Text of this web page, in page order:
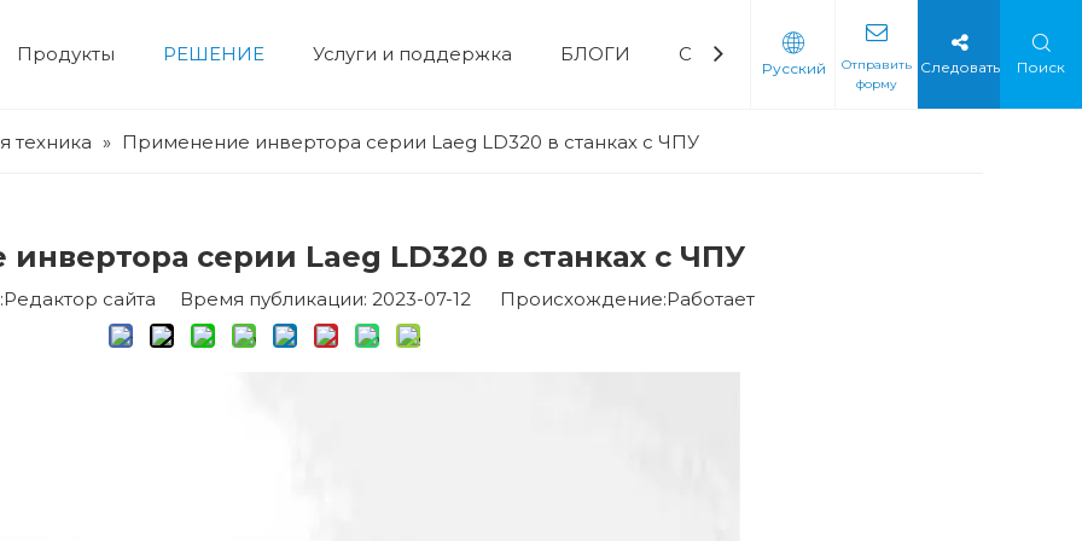
Продукты РЕШЕНИЕ Услуги и поддержка БЛОГИ СВЯЗАТЬСЯ С НАМИ ЧаВо
Pусский
Отправить
форму
Следовать Поиск
техника » Применение инвертора серии Laeg LD320 в станках с ЧПУ
серии Laeg LD320 в станках с ЧПУ
сайта Время публикации: 2023-07-12 Происхождение:Работает